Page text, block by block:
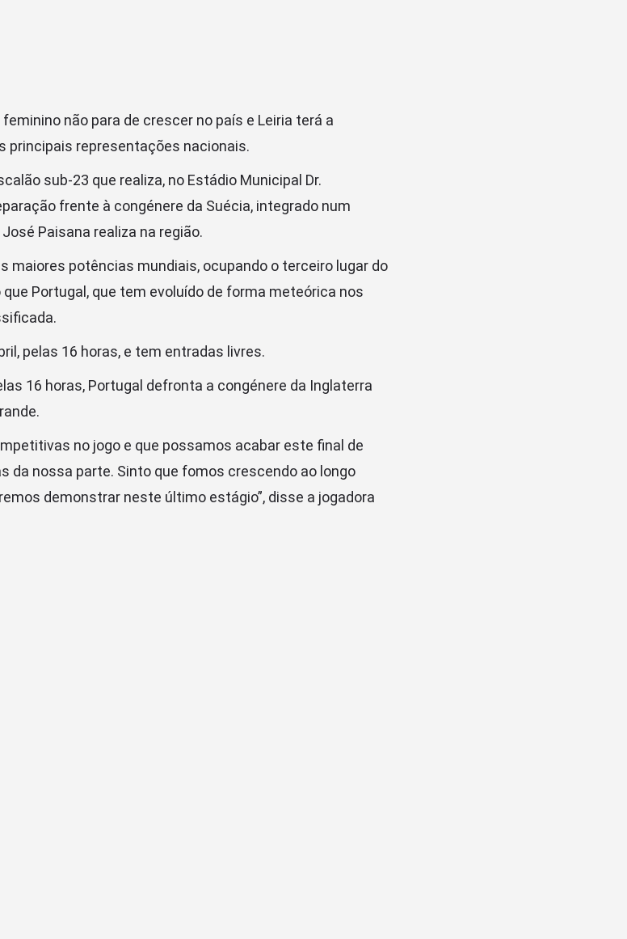
não para de crescer no país e Leiria terá a
principais representações nacionais.
sub-23 que realiza, no Estádio Municipal Dr.
frente à congénere da Suécia, integrado num
Paisana realiza na região.
maiores potências mundiais, ocupando o terceiro lugar do
que Portugal, que tem evoluído de forma meteórica nos
pelas 16 horas, e tem entradas livres.
16 horas, Portugal defronta a congénere da Inglaterra
no jogo e que possamos acabar este final de
da nossa parte. Sinto que fomos crescendo ao longo
demonstrar neste último estágio”, disse a jogadora